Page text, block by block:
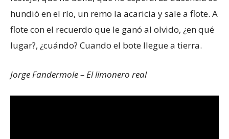
hundió en el río, un remo la acaricia y sale a flote. A
flote con el recuerdo que le ganó al olvido, ¿en qué
lugar?, ¿cuándo? Cuando el bote llegue a tierra.
Jorge Fandermole – El limonero real